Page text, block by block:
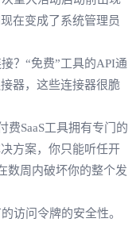
在变成了系统管理员
？“免费”工具的API通
器，这些连接器很脆
费SaaS工具拥有专门的
方案，你只能听任开
数周内破坏你的整个发
访问令牌的安全性。